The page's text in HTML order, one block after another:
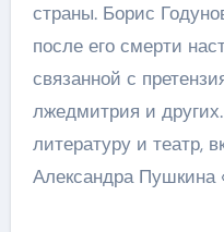
страны. Борис
после его смерти
связанной с
лжедмитрия и
литературу и театр,
Александра Пушкина